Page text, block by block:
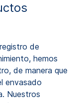
de
hemos
de manera que
envasado
Nuestros